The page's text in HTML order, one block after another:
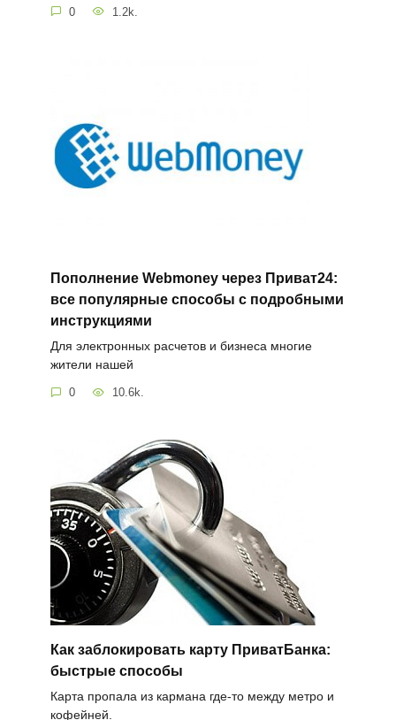
0 1.2k.
Пополнение Webmoney через Приват24:
все популярные способы с подробными
инструкциями
Для электронных расчетов и бизнеса многие
жители нашей
0 10.6k.
Как заблокировать карту ПриватБанка:
быстрые способы
Карта пропала из кармана где-то между метро и
кофейней.